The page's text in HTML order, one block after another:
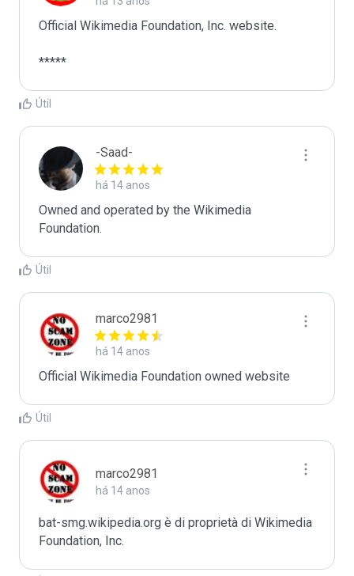
Official Wikimedia Foundation, Inc. website.
*****
Útil
-Saad-
há 14 anos
Owned and operated by the Wikimedia
Foundation.
Útil
marco2981
há 14 anos
Official Wikimedia Foundation owned website
Útil
marco2981
há 14 anos
bat-smg.wikipedia.org è di proprietà di Wikimedia
Foundation, Inc.